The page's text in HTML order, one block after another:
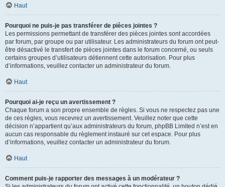
Haut
Pourquoi ne puis-je pas transférer de pièces jointes ?
Les permissions permettant de transférer des pièces jointes sont accordées
par forum, par groupe ou par utilisateur. Les administrateurs du forum ont peut-
être désactivé le transfert de pièces jointes dans le forum concerné, ou seuls
certains groupes d’utilisateurs détiennent cette autorisation. Pour plus
d’informations, veuillez contacter un administrateur du forum.
Haut
Pourquoi ai-je reçu un avertissement ?
Chaque forum a son propre ensemble de règles. Si vous ne respectez pas une
de ces règles, vous recevrez un avertissement. Veuillez noter que cette
décision n’appartient qu’aux administrateurs du forum, phpBB Limited n’est en
aucun cas responsable du règlement instauré sur cet espace. Pour plus
d’informations, veuillez contacter un administrateur du forum.
Haut
Comment puis-je rapporter des messages à un modérateur ?